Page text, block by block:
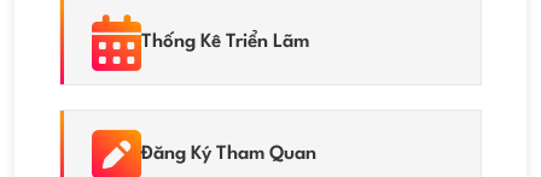
Thống Kê Triển Lãm
Đăng Ký Tham Quan